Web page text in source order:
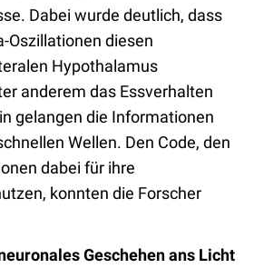
Dabei wurde deutlich, dass
Oszillationen diesen
Hypothalamus
anderem das Essverhalten
gelangen die Informationen
Wellen. Den Code, den
dabei für ihre
konnten die Forscher
Geschehen ans Licht